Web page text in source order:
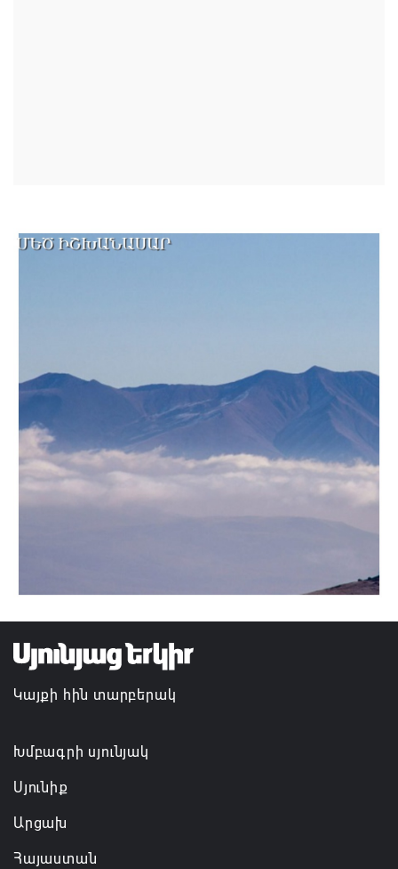
Կայքի հին տարբերակ
Խմբագրի սյունյակ
Սյունիք
Արցախ
Հայաստան